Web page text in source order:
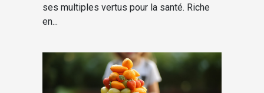
ses multiples vertus pour la santé. Riche
en...